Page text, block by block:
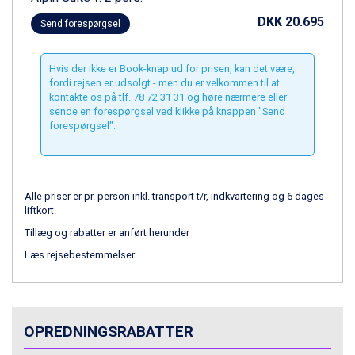
Wagrain fra DKK 4.645
Ischgl fra DKK 7.095
Fieberbrunn fra DKK 6.145
St. Anton fra DKK 7.245
Zell am See fra DKK 4.095
Livigno fra DKK 4.145
Canazei fra DKK 4.745
Ponte di Legno fra DKK 4.745
Sauze dOulx fra DKK 4.045
Arabba fra DKK 7.045
La Thuile fra DKK 4.595
Val Thorens fra DKK 5.395
Cervinia fra DKK 5.295
Bad Hofgastein fra DKK 5.495
Passo Tonale fra DKK 3.795
Champoluc fra DKK 3.795
Send forespørgsel DKK 20.695
Hvis der ikke er Book-knap ud for prisen, kan det være,
fordi rejsen er udsolgt - men du er velkommen til at
kontakte os på tlf. 78 72 31 31 og høre nærmere eller
sende en forespørgsel ved klikke på knappen "Send
forespørgsel".
Alle priser er pr. person inkl. transport t/r, indkvartering og 6 dages
liftkort.
Tillæg og rabatter er anført herunder
Læs rejsebestemmelser
OPREDNINGSRABATTER